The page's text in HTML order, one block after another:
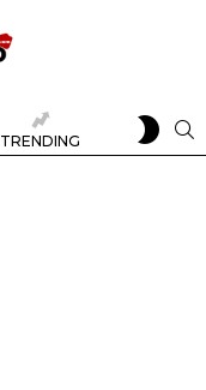
TRENDING
SKIN